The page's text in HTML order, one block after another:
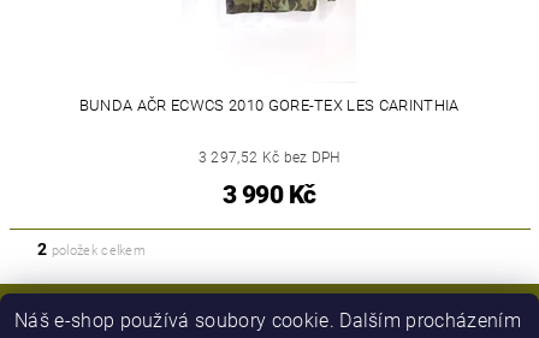
BUNDA AČR ECWCS 2010 GORE-TEX LES CARINTHIA
3 297,52 Kč bez DPH
3 990 Kč
2 položek celkem
Náš e-shop používá soubory cookie. Dalším procházením